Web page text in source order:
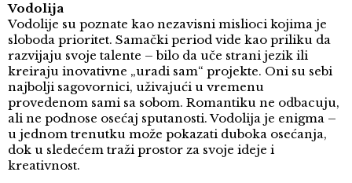
Vodolija
Vodolije su poznate kao nezavisni mislioci kojima je
sloboda prioritet. Samački period vide kao priliku da
razvijaju svoje talente – bilo da uče strani jezik ili
kreiraju inovativne „uradi sam“ projekte. Oni su sebi
najbolji sagovornici, uživajući u vremenu
provedenom sami sa sobom. Romantiku ne odbacuju,
ali ne podnose osećaj sputanosti. Vodolija je enigma –
u jednom trenutku može pokazati duboka osećanja,
dok u sledećem traži prostor za svoje ideje i
kreativnost.